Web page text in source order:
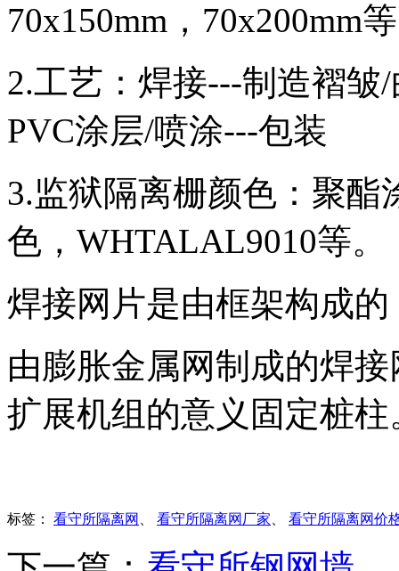
70x150mm，70x200mm等
2.工艺：焊接---制造褶
PVC涂层/喷涂---包装
3.监狱隔离栅颜色：聚酯
色，WHTALAL9010等。
焊接网片是由框架构成
由膨胀金属网制成的焊
扩展机组的意义固定桩柱
标签： 看守所隔离网 、 看守所隔离网厂家、 看守所隔离网价